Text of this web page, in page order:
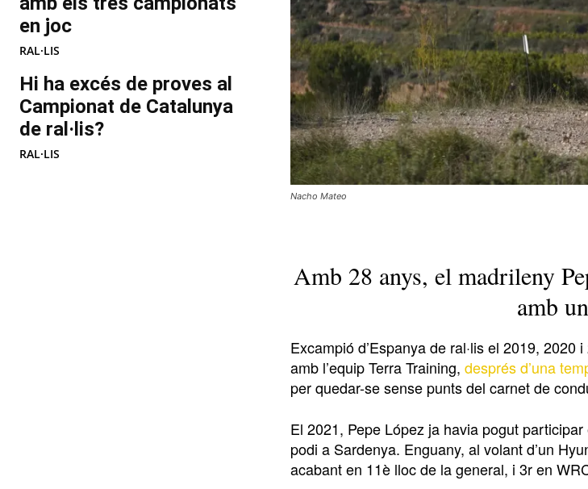
en joc
RAL·LIS
Hi ha excés de proves al
Campionat de Catalunya
de ral·lis?
RAL·LIS
Nacho Mateo
Amb 28 anys, el madrileny
amb
Excampió d’Espanya de ral·lis el 2019,
amb l’equip Terra Training, després d’una
per quedar-se sense punts del carnet de
El 2021, Pepe López ja havia pogut
podi a Sardenya. Enguany, al volant d’un
acabant en 11è lloc de la general, i 3r en